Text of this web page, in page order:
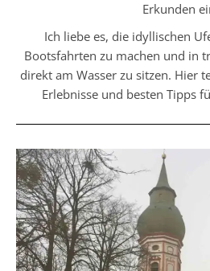
Erkunden
Ich liebe es, die idyllischen
Bootsfahrten zu machen und in
direkt am Wasser zu sitzen. Hier
Erlebnisse und besten Tipps